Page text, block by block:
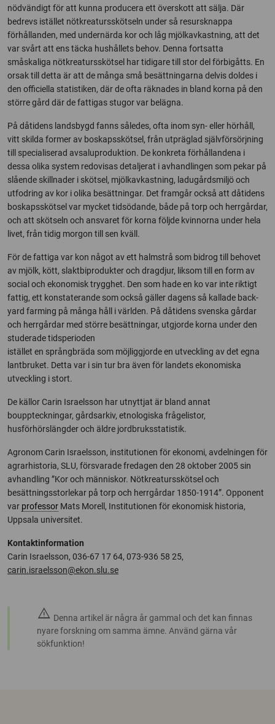
nödvändigt för att kunna producera ett överskott att sälja. Där
bedrevs istället nötkreatursskötseln under så resursknappa
förhållanden, med undernärda kor och låg mjölkavkastning, att det
var svårt att ens täcka hushållets behov. Denna fortsatta
småskaliga nötkreatursskötsel har tidigare till stor del förbigåtts. En
orsak till detta är att de många små besättningarna delvis doldes i
den officiella statistiken, där de ofta räknades in bland korna på den
större gård där de fattigas stugor var belägna.
På dåtidens landsbygd fanns således, ofta inom syn- eller hörhåll,
vitt skilda former av boskapsskötsel, från utpräglad självförsörjning
till specialiserad avsaluproduktion. De konkreta förhållandena i
dessa olika system redovisas detaljerat i avhandlingen som pekar på
slående skillnader i skötsel, mjölkavkastning, ladugårdsmiljö och
utfodring av kor i olika besättningar. Det framgår också att dåtidens
boskapsskötsel var mycket tidsödande, både på torp och herrgårdar,
och att skötseln och ansvaret för korna följde kvinnorna under hela
livet, från tidig morgon till sen kväll.
För de fattiga var kon något av ett halmstrå som bidrog till behovet
av mjölk, kött, slaktbiprodukter och dragdjur, liksom till en form av
social och ekonomisk trygghet. Den som hade en ko var inte riktigt
fattig, ett konstaterande som också gäller dagens så kallade back-
yard farming på många håll i världen. På dåtidens svenska gårdar
och herrgårdar med större besättningar, utgjorde korna under den
studerade tidsperioden
istället en språngbräda som möjliggjorde en utveckling av det egna
lantbruket. Detta var i sin tur bra även för landets ekonomiska
utveckling i stort.
De källor Carin Israelsson har utnyttjat är bland annat
bouppteckningar, gårdsarkiv, etnologiska frågelistor,
husförhörslängder och äldre jordbruksstatistik.
Agronom Carin Israelsson, institutionen för ekonomi, avdelningen för
agrarhistoria, SLU, försvarade fredagen den 28 oktober 2005 sin
avhandling ”Kor och människor. Nötkreatursskötsel och
besättningsstorlekar på torp och herrgårdar 1850-1914”. Opponent
var professor Mats Morell, Institutionen för ekonomisk historia,
Uppsala universitet.
Kontaktinformation
Carin Israelsson, 036-67 17 64, 073-936 58 25,
carin.israelsson@ekon.slu.se
warning Denna artikel är några år gammal och det kan finnas
nyare forskning om samma ämne. Använd gärna vår
sökfunktion!